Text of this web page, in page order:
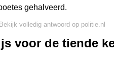
gehalveerd.
Bekijk volledig antwoord op politie.nl
voor de tiende